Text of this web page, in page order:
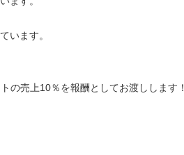
います。
の売上10％を報酬としてお渡しします！